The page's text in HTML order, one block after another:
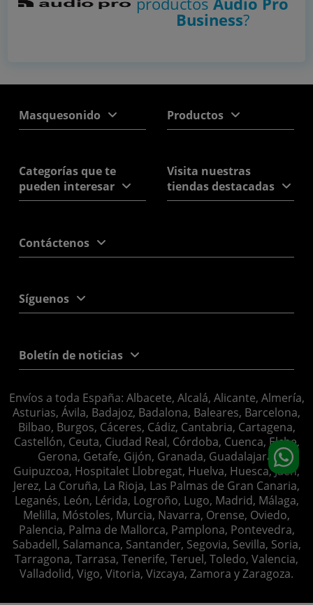
Business?
Masquesonido Productos
Categorías que te
pueden interesar
Visita nuestras
tiendas destacadas
Contáctenos
Síguenos
Boletín de noticias
Envíos a toda España: Albacete, Alcalá, Alicante, Almería,
Asturias, Ávila, Badajoz, Badalona, Baleares, Barcelona,
Bilbao, Burgos, Cáceres, Cádiz, Cantabria, Cartagena,
Castellón, Ceuta, Ciudad Real, Córdoba, Cuenca, Elche,
Gerona, Getafe, Gijón, Granada, Guadalajara,
Guipuzcoa, Hospitalet Llobregat, Huelva, Huesca, Jaén,
Jerez, La Coruña, La Rioja, Las Palmas de Gran Canaria,
Leganés, León, Lérida, Logroño, Lugo, Madrid, Málaga,
Melilla, Móstoles, Murcia, Navarra, Orense, Oviedo,
Palencia, Palma de Mallorca, Pamplona, Pontevedra,
Sabadell, Salamanca, Santander, Segovia, Sevilla, Soria,
Tarragona, Tarrasa, Tenerife, Teruel, Toledo, Valencia,
Valladolid, Vigo, Vitoria, Vizcaya, Zamora y Zaragoza.